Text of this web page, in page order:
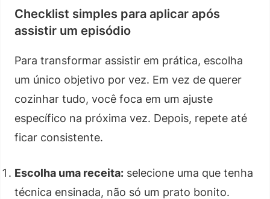
Checklist simples para aplicar após
assistir um episódio
Para transformar assistir em prática, escolha
um único objetivo por vez. Em vez de querer
cozinhar tudo, você foca em um ajuste
específico na próxima vez. Depois, repete até
ficar consistente.
Escolha uma receita: selecione uma que tenha
técnica ensinada, não só um prato bonito.